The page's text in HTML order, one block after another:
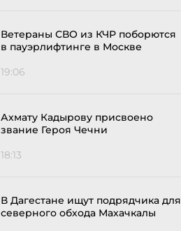
Ветераны СВО из КЧР поборются
в пауэрлифтинге в Москве
19:06
Ахмату Кадырову присвоено
звание Героя Чечни
18:13
В Дагестане ищут подрядчика для
северного обхода Махачкалы